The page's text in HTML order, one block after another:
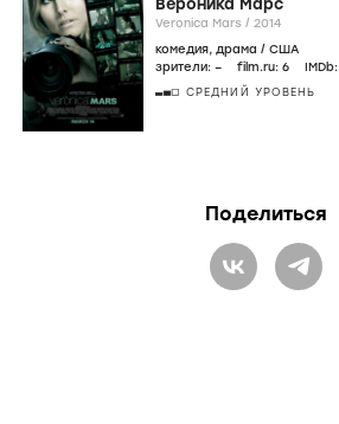
Вероника Марс
Veronica Mars / 2014
комедия, драма / США
зрители: – film.ru: 6 IMDb:
СРЕДНИЙ УРОВЕНЬ
Поделиться